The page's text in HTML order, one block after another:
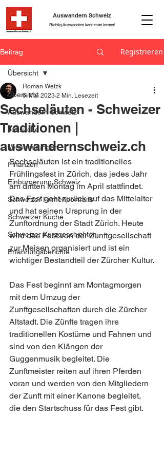
Richtig Auswandern kann man lernen!
Auswandern Schweiz
Beitrag Registrieren
Übersicht
Auswandern Schweiz
Jobsuche
Versicherungen
Finanzen
Einbürgerung Schweiz
Schweizer Firmenportraits
Schweizer Küche
Schweizer Kurzgeschichten
Erfahrungsberichte
Übersicht
Sechseläuten - Schweizer
Traditionen |
auswandernschweiz.ch
Roman Welzk
6. Mai 2023 2 Min. Lesezeit
Sechseläuten ist ein traditionelles
Frühlingsfest in Zürich, das jedes Jahr
am dritten Montag im April stattfindet.
Das Fest geht zurück auf das Mittelalter
und hat seinen Ursprung in der
Zunftordnung der Stadt Zürich. Heute
wird das Fest von der Zunftgesellschaft
zur Meisen organisiert und ist ein
wichtiger Bestandteil der Zürcher Kultur.
Das Fest beginnt am Montagmorgen
mit dem Umzug der
Zunftgesellschaften durch die Zürcher
Altstadt. Die Zünfte tragen ihre
traditionellen Kostüme und Fahnen und
sind von den Klängen der
Guggenmusik begleitet. Die
Zunftmeister reiten auf ihren Pferden
voran und werden von den Mitgliedern
der Zunft mit einer Kanone begleitet,
die den Startschuss für das Fest gibt.